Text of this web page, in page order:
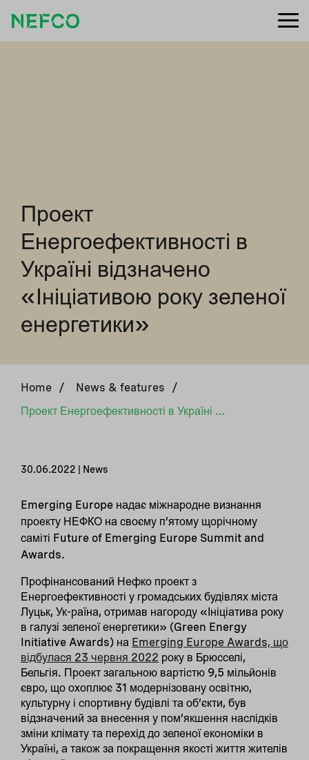
Проект
Енергоефективності в
Україні відзначено
«Ініціативою року зеленої
енергетики»
Home / News & features
/
Проект Енергоефективності в Україні відзначено «Ініціативою року зеленої енергетики»
30.06.2022 | News
Emerging Europe надає міжнародне визнання
проекту НЕФКО на своєму п’ятому щорічному
саміті Future of Emerging Europe Summit and
Awards.
Профінансований Нефко проект з
Енергоефективності у громадських будівлях міста
Луцьк, Ук-раїна, отримав нагороду «Ініціатива року
в галузі зеленої енергетики» (Green Energy
Initiative Awards) на Emerging Europe Awards, що
відбулася 23 червня 2022 року в Брюсселі,
Бельгія. Проект загальною вартістю 9,5 мільйонів
євро, що охоплює 31 модернізовану освітню,
культурну і спортивну будівлі та об’єкти, був
відзначений за внесення у пом’якшення наслідків
зміни клімату та перехід до зеленої економіки в
Україні, а також за покращення якості життя жителів